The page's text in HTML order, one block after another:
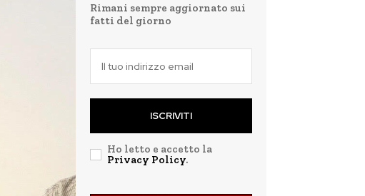
Rimani sempre aggiornato sui
fatti del giorno
ISCRIVITI
Ho letto e accetto la
Privacy Policy.